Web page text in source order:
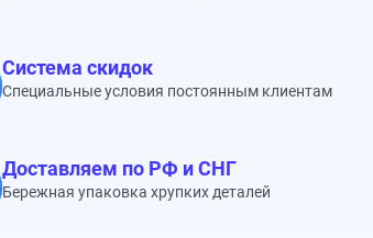
Система скидок
Специальные условия постоянным клиентам
Доставляем по РФ и СНГ
Бережная упаковка хрупких деталей